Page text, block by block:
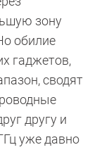
зону
обилие
гаджетов,
сводят
другу и
уже давно